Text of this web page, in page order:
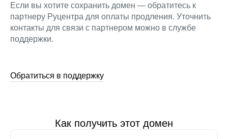
Если вы хотите сохранить домен — обратитесь к
партнеру Руцентра для оплаты продления. Уточнить
контакты для связи с партнером можно в службе
поддержки.
Обратиться в поддержку
Как получить этот домен